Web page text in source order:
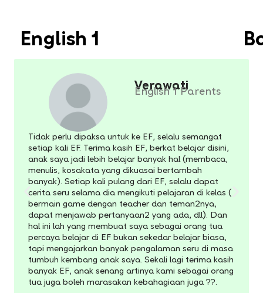
English 1
Verawati
English 1 Parents
Tidak perlu dipaksa untuk ke EF, selalu semangat
setiap kali EF. Terima kasih EF, berkat belajar disini,
anak saya jadi lebih belajar banyak hal (membaca,
menulis, kosakata yang dikuasai bertambah
banyak). Setiap kali pulang dari EF, selalu dapat
cerita seru selama dia mengikuti pelajaran di kelas (
bermain game dengan teacher dan teman2nya,
dapat menjawab pertanyaan2 yang ada, dll). Dan
hal ini lah yang membuat saya sebagai orang tua
percaya belajar di EF bukan sekedar belajar biasa,
tapi mengajarkan banyak pengalaman seru di masa
tumbuh kembang anak saya. Sekali lagi terima kasih
banyak EF, anak senang artinya kami sebagai orang
tua juga boleh marasakan kebahagiaan juga ??.